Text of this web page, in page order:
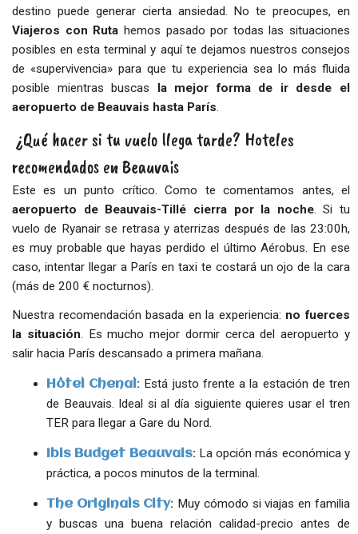
destino puede generar cierta ansiedad. No te preocupes, en
Viajeros con Ruta hemos pasado por todas las situaciones
posibles en esta terminal y aquí te dejamos nuestros consejos
de «supervivencia» para que tu experiencia sea lo más fluida
posible mientras buscas la mejor forma de ir desde el
aeropuerto de Beauvais hasta París.
¿Qué hacer si tu vuelo llega tarde? Hoteles
recomendados en Beauvais
Este es un punto crítico. Como te comentamos antes, el
aeropuerto de Beauvais-Tillé cierra por la noche. Si tu
vuelo de Ryanair se retrasa y aterrizas después de las 23:00h,
es muy probable que hayas perdido el último Aérobus. En ese
caso, intentar llegar a París en taxi te costará un ojo de la cara
(más de 200 € nocturnos).
Nuestra recomendación basada en la experiencia: no fuerces
la situación. Es mucho mejor dormir cerca del aeropuerto y
salir hacia París descansado a primera mañana.
Hôtel Chenal : Está justo frente a la estación de tren
de Beauvais. Ideal si al día siguiente quieres usar el tren
TER para llegar a Gare du Nord.
Ibis Budget Beauvais: La opción más económica y
práctica, a pocos minutos de la terminal.
The Originals City: Muy cómodo si viajas en familia
y buscas una buena relación calidad-precio antes de